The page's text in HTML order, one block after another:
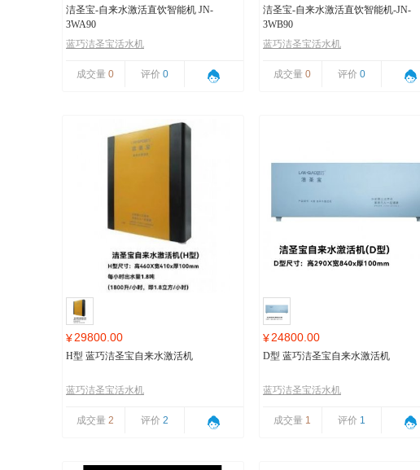
洁圣宝-自来水激活直饮智能机 JN-
3WA90
蓝巧洁圣宝活水机
成交量 0 评价 0
洁圣宝-自来水激活直饮智能机-JN-
3WB90
蓝巧洁圣宝活水机
成交量 0 评价 0
¥29800.00
H型 蓝巧洁圣宝自来水激活机
蓝巧洁圣宝活水机
成交量 2 评价 2
¥24800.00
D型 蓝巧洁圣宝自来水激活机
蓝巧洁圣宝活水机
成交量 1 评价 1